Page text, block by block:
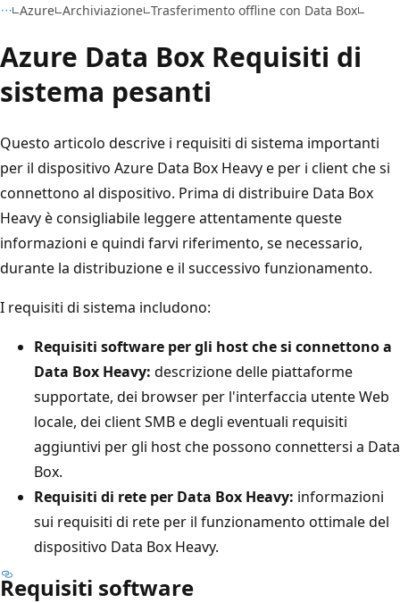
Azure Archiviazione Trasferimento offline con Data Box
Azure Data Box Requisiti di
sistema pesanti
Questo articolo descrive i requisiti di sistema importanti
per il dispositivo Azure Data Box Heavy e per i client che si
connettono al dispositivo. Prima di distribuire Data Box
Heavy è consigliabile leggere attentamente queste
informazioni e quindi farvi riferimento, se necessario,
durante la distribuzione e il successivo funzionamento.
I requisiti di sistema includono:
Requisiti software per gli host che si connettono a
Data Box Heavy: descrizione delle piattaforme
supportate, dei browser per l'interfaccia utente Web
locale, dei client SMB e degli eventuali requisiti
aggiuntivi per gli host che possono connettersi a Data
Box.
Requisiti di rete per Data Box Heavy: informazioni
sui requisiti di rete per il funzionamento ottimale del
dispositivo Data Box Heavy.
Requisiti software